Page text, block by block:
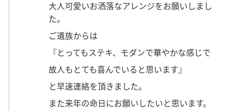
大人可愛いお洒落なアレンジをお願いしまし
た。
ご遺族からは
『とってもステキ、モダンで華やかな感じで
故人もとても喜んでいると思います』
と早速連絡を頂きました。
また来年の命日にお願いしたいと思います。